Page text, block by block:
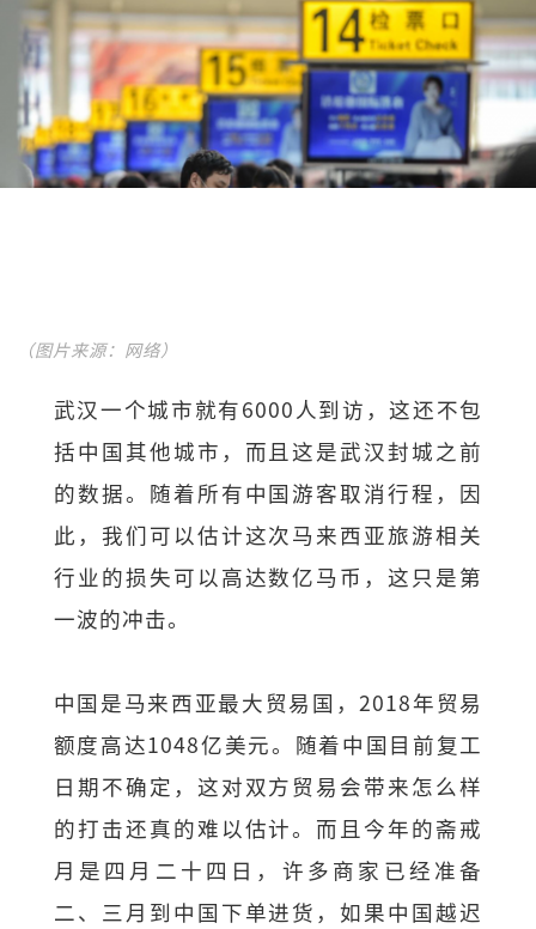
（图片来源：网络）
武汉一个城市就有6000人到访，这还不包
括中国其他城市，而且这是武汉封城之前
的数据。随着所有中国游客取消行程，因
此，我们可以估计这次马来西亚旅游相关
行业的损失可以高达数亿马币，这只是第
一波的冲击。
中国是马来西亚最大贸易国，2018年贸易
额度高达1048亿美元。随着中国目前复工
日期不确定，这对双方贸易会带来怎么样
的打击还真的难以估计。而且今年的斋戒
月是四月二十四日，许多商家已经准备
二、三月到中国下单进货，如果中国越迟